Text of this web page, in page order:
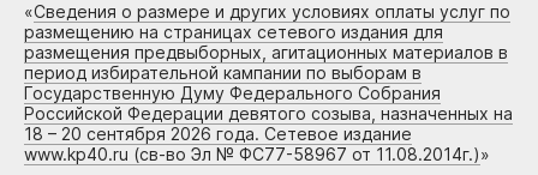
«Сведения о размере и других условиях оплаты услуг по
размещению на страницах сетевого издания для
размещения предвыборных, агитационных материалов в
период избирательной кампании по выборам в
Государственную Думу Федерального Собрания
Российской Федерации девятого созыва, назначенных на
18 – 20 сентября 2026 года. Сетевое издание
www.kp40.ru (св-во Эл № ФС77-58967 от 11.08.2014г.)»